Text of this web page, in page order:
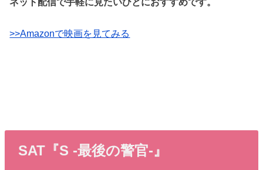
>>Amazonで映画を見てみる
SAT『S -最後の警官-』